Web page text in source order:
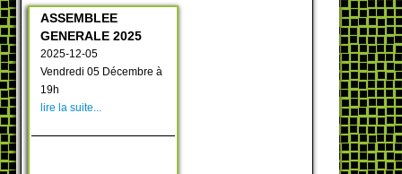
ASSEMBLEE
GENERALE 2025
2025-12-05
Vendredi 05 Décembre à
19h
lire la suite...